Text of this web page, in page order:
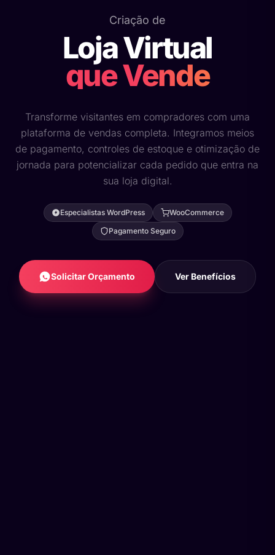
Criação de
Loja Virtual
que Vende
Transforme visitantes em compradores com uma
plataforma de vendas completa. Integramos meios
de pagamento, controles de estoque e otimização de
jornada para potencializar cada pedido que entra na
sua loja digital.
Especialistas WordPress
WooCommerce
Pagamento Seguro
Solicitar Orçamento Ver Benefícios